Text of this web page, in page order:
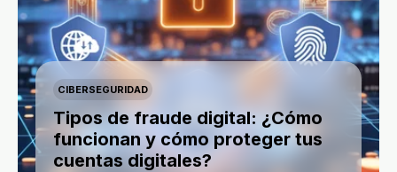
CIBERSEGURIDAD
Tipos de fraude digital: ¿Cómo
funcionan y cómo proteger tus
cuentas digitales?